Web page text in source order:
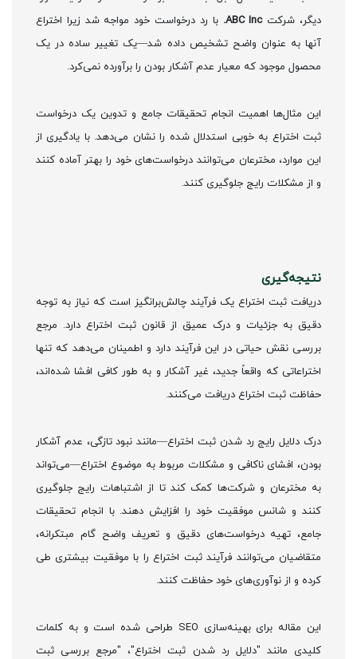
دیگر، شرکتABC Inc. با رد درخواست خود مواجه شد زیرا اختراع
آنها به عنوان واضح تشخیص داده شد—یک تغییر ساده در یک
محصول موجود که معیار عدم آشکار بودن را برآورده نمی‌کرد.
این مثال‌ها اهمیت انجام تحقیقات جامع و تدوین یک درخواست
ثبت اختراع به خوبی استدلال شده را نشان می‌دهد. با یادگیری از
این موارد، مخترعان می‌توانند درخواست‌های خود را بهتر آماده کنند
و از مشکلات رایج جلوگیری کنند.
نتیجه‌گیری
دریافت ثبت اختراع یک فرآیند چالش‌برانگیز است که نیاز به توجه
دقیق به جزئیات و درک عمیق از قانون ثبت اختراع دارد. مرجع
بررسی نقش حیاتی در این فرآیند دارد و اطمینان می‌دهد که تنها
اختراعاتی که واقعاً جدید، غیر آشکار و به طور کافی افشا شده‌اند،
حفاظت ثبت اختراع دریافت می‌کنند.
درک دلایل رایج رد شدن ثبت اختراع—مانند نبود تازگی، عدم آشکار
بودن، افشای ناکافی و مشکلات مربوط به موضوع اختراع—می‌تواند
به مخترعان و شرکت‌ها کمک کند تا از اشتباهات رایج جلوگیری
کنند و شانس موفقیت خود را افزایش دهند. با انجام تحقیقات
جامع، تهیه درخواست‌های دقیق و تعریف واضح گام مبتکرانه،
متقاضیان می‌توانند فرآیند ثبت اختراع را با موفقیت بیشتری طی
کرده و از نوآوری‌های خود حفاظت کنند.
این مقاله برای بهینه‌سازی SEO طراحی شده است و به کلمات
کلیدی مانند "دلایل رد شدن ثبت اختراع"، "مرجع بررسی ثبت